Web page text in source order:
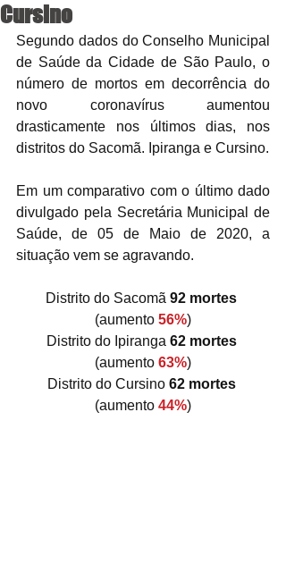
Cursino
Segundo dados do Conselho Municipal
de Saúde da Cidade de São Paulo, o
número de mortos em decorrência do
novo coronavírus aumentou
drasticamente nos últimos dias, nos
distritos do Sacomã. Ipiranga e Cursino.
Em um comparativo com o último dado
divulgado pela Secretária Municipal de
Saúde, de 05 de Maio de 2020, a
situação vem se agravando.
Distrito do Sacomã 92 mortes
(aumento 56%)
Distrito do Ipiranga 62 mortes
(aumento 63%)
Distrito do Cursino 62 mortes
(aumento 44%)